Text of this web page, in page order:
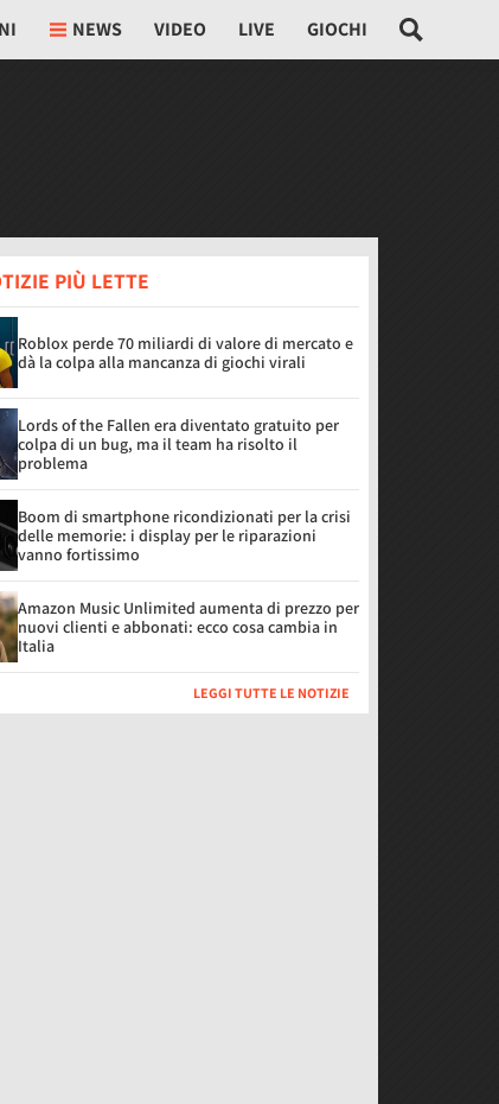
NEWS VIDEO LIVE GIOCHI
PIÙ LETTE
Roblox perde 70 miliardi di valore di mercato e
dà la colpa alla mancanza di giochi virali
Lords of the Fallen era diventato gratuito per
colpa di un bug, ma il team ha risolto il
problema
Boom di smartphone ricondizionati per la crisi
delle memorie: i display per le riparazioni
vanno fortissimo
Amazon Music Unlimited aumenta di prezzo per
nuovi clienti e abbonati: ecco cosa cambia in
Italia
LEGGI TUTTE LE NOTIZIE